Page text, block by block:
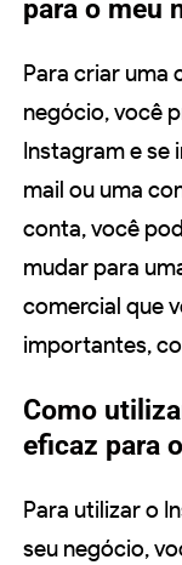
para o meu
Para criar uma
negócio, você
Instagram e se
mail ou uma
conta, você
mudar para
comercial que
importantes,
Como
eficaz para
Para utilizar o
seu negócio,